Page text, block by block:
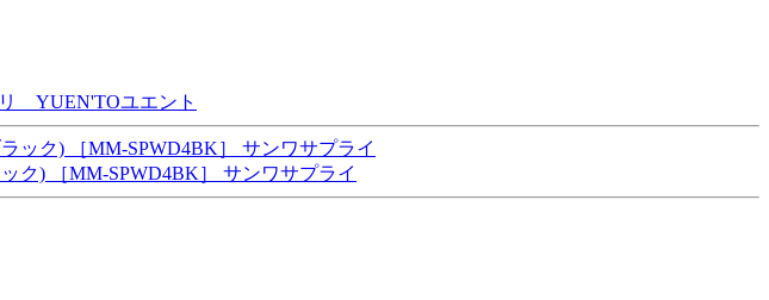
リ YUEN'TOユエント
ク) ［MM-SPWD4BK］ サンワサプライ